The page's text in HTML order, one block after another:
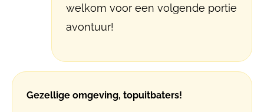
welkom voor een volgende portie
avontuur!
Gezellige omgeving, topuitbaters!